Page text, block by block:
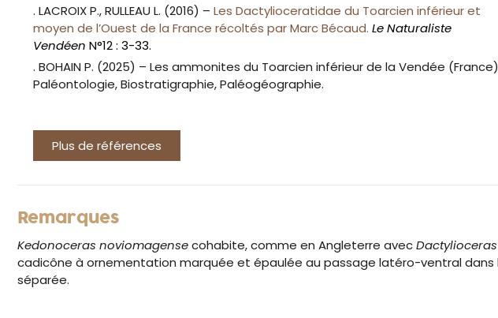
. LACROIX P., RULLEAU L. (2016) – Les Dactylioceratidae du Toarcien inférieur et
moyen de l’Ouest de la France récoltés par Marc Bécaud. Le Naturaliste
Vendéen N°12 : 3-33.
. BOHAIN P. (2025) – Les ammonites du Toarcien inférieur de la Vendée
Paléontologie, Biostratigraphie, Paléogéographie.
Plus de références
Remarques
Kedonoceras noviomagensecohabite, comme en Angleterre avec
cadicône à ornementation marquée et épaulée au passage latéro-ventral dans
séparée.